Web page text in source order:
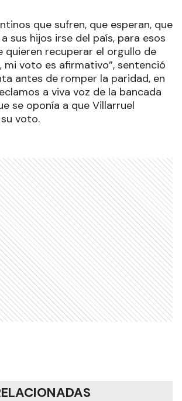
que sufren, que esperan, que
sus hijos irse del país, para esos
quieren recuperar el orgullo de
mi voto es afirmativo”, sentenció
antes de romper la paridad, en
a viva voz de la bancada
se oponía a que Villarruel
voto.